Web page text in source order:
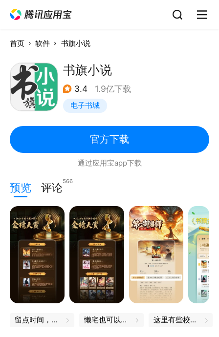
首页 软件 书旗小说
书旗小说
3.4 1.9亿下载
电子书城
官方下载
通过应用宝app下载
预览 评论566
留点时间，与自己独处 懒宅也可以很精致 这里有些校园秘笈，偷偷收下吧